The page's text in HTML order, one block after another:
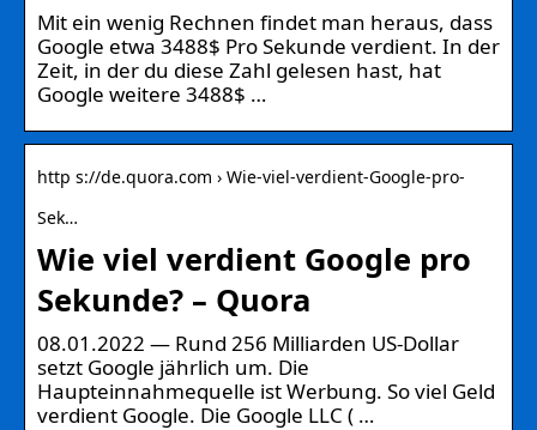
Mit ein wenig Rechnen findet man heraus, dass
Google etwa 3488$ Pro Sekunde verdient. In der
Zeit, in der du diese Zahl gelesen hast, hat
Google weitere 3488$ …
http s://de.quora.com › Wie-viel-verdient-Google-pro-
Sek…
Wie viel verdient Google pro
Sekunde? – Quora
08.01.2022 — Rund 256 Milliarden US-Dollar
setzt Google jährlich um. Die
Haupteinnahmequelle ist Werbung. So viel Geld
verdient Google. Die Google LLC ( …